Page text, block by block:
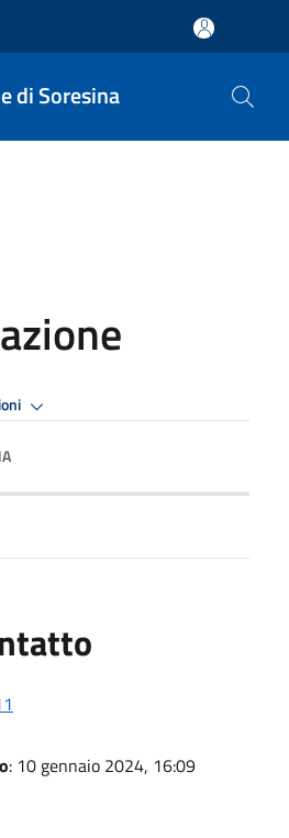
di Soresina
: 10 gennaio 2024, 16:09